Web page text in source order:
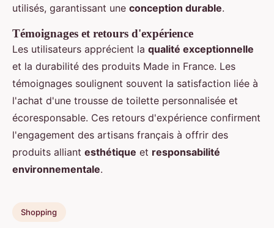
utilisés, garantissant une conception durable.
Témoignages et retours d'expérience
Les utilisateurs apprécient la qualité exceptionnelle
et la durabilité des produits Made in France. Les
témoignages soulignent souvent la satisfaction liée à
l'achat d'une trousse de toilette personnalisée et
écoresponsable. Ces retours d'expérience confirment
l'engagement des artisans français à offrir des
produits alliant esthétique et responsabilité
environnementale.
Shopping